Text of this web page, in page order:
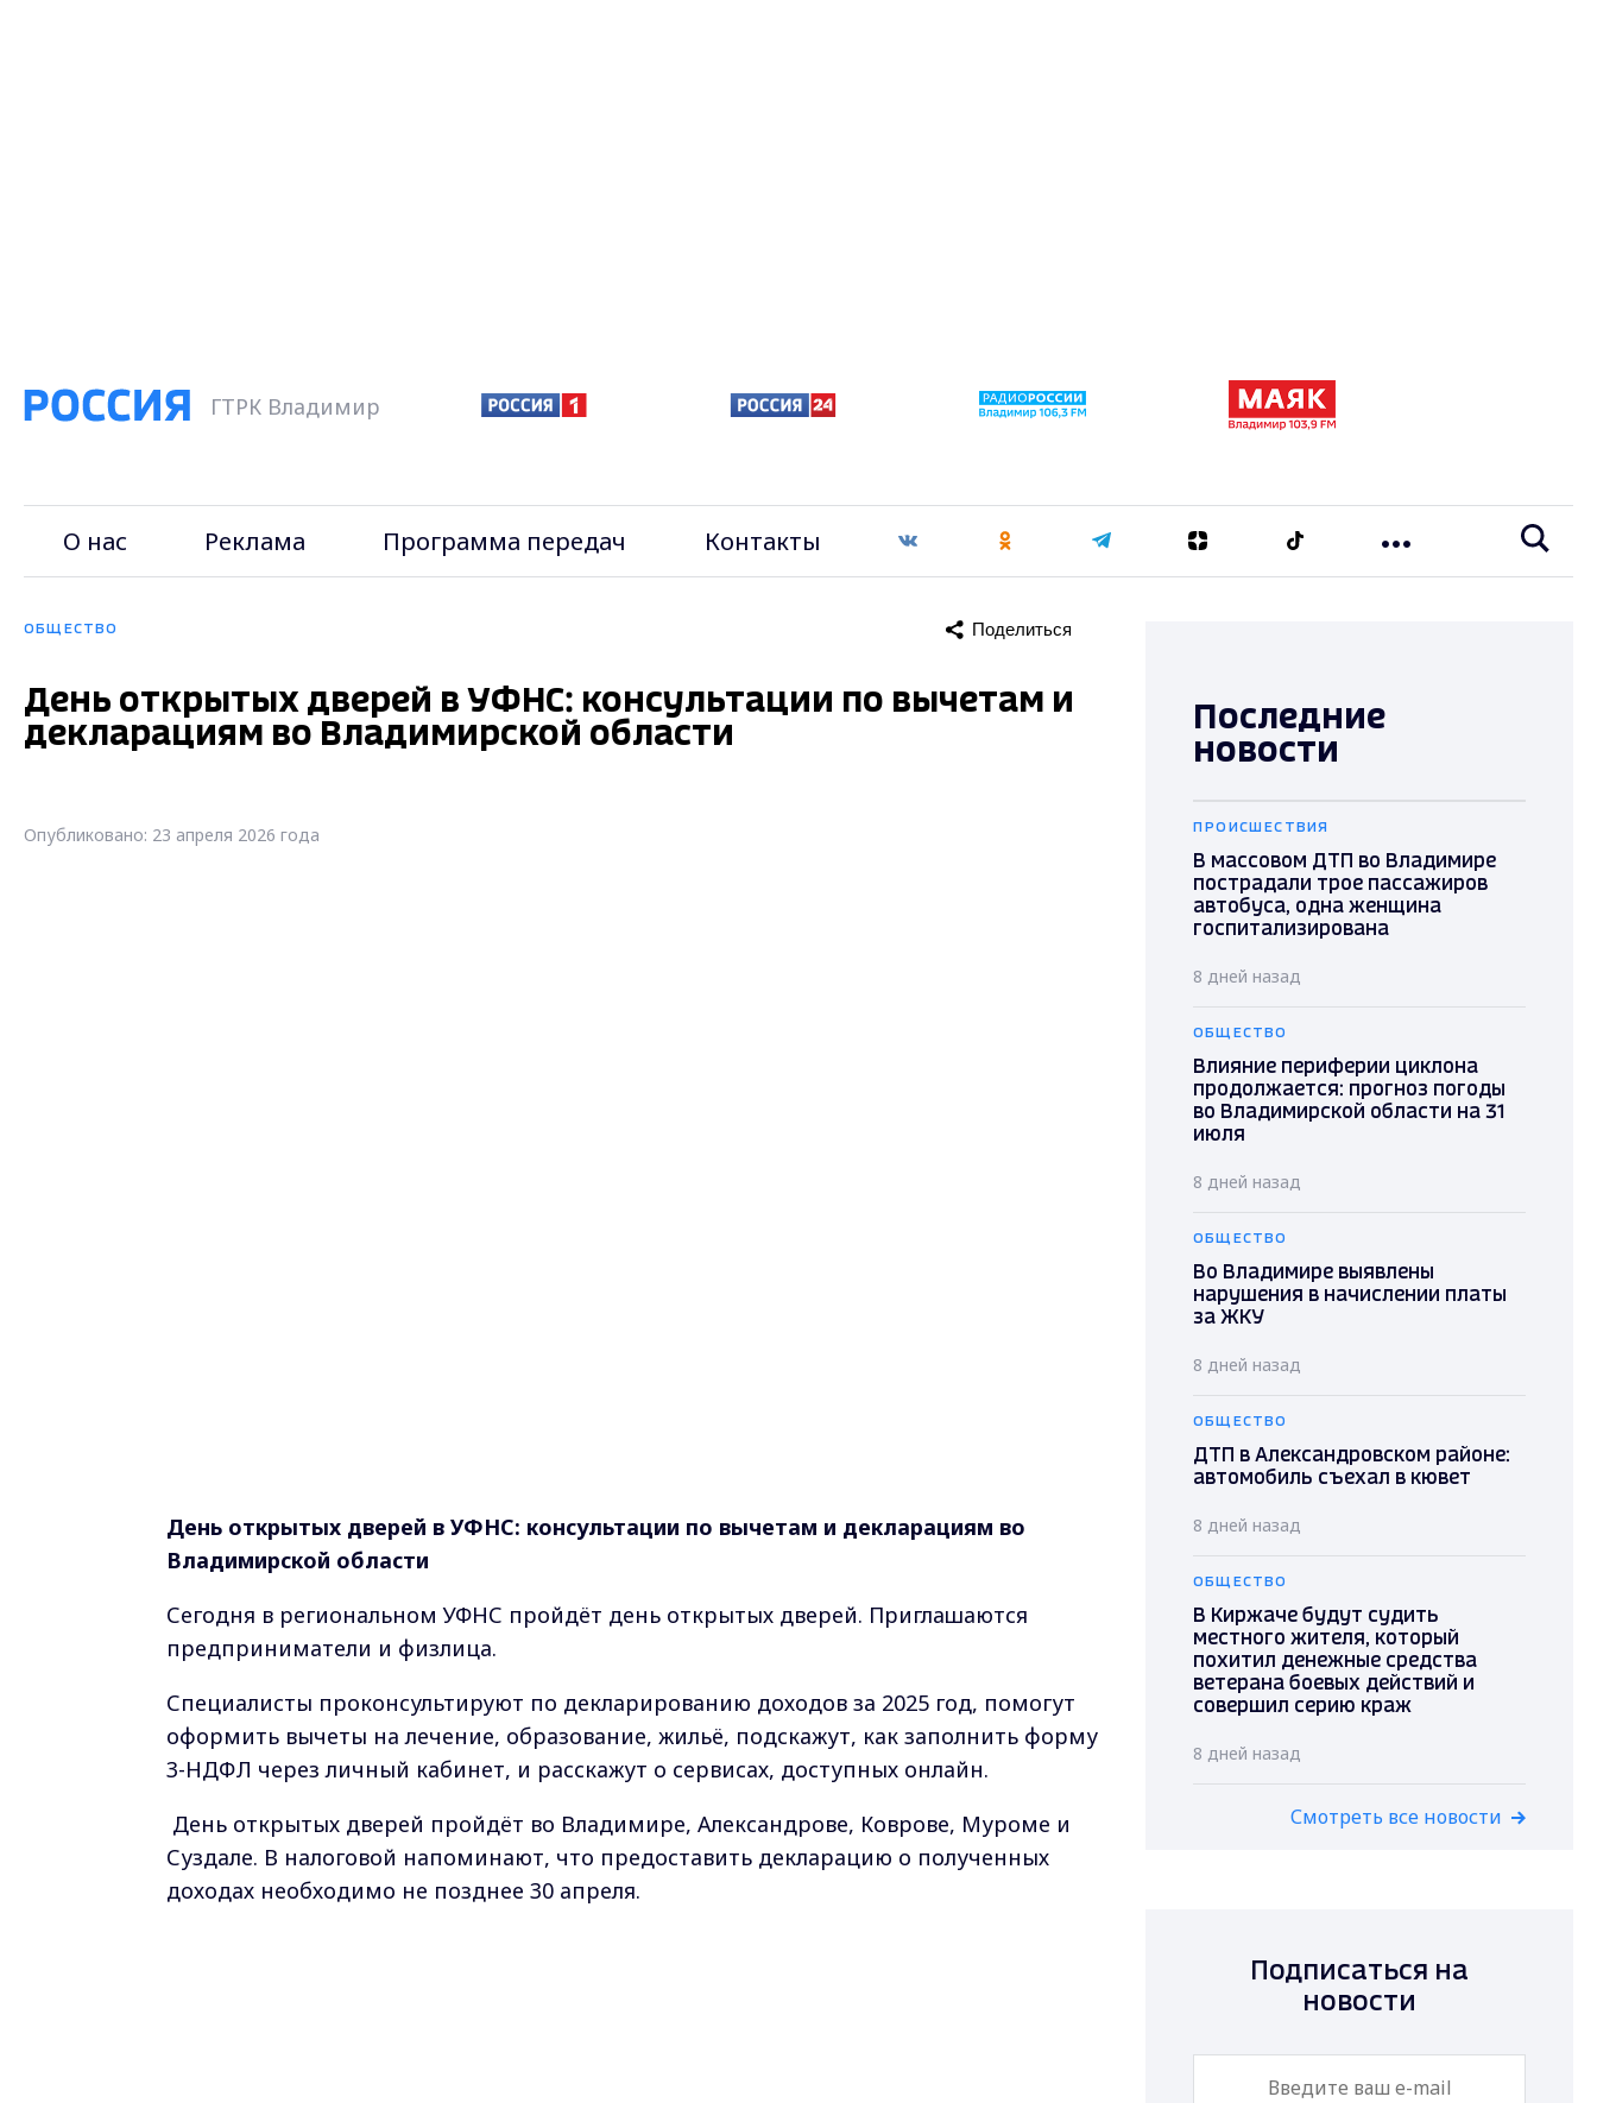
ГТРК Владимир
О нас Реклама Программа передач Контакты
ОБЩЕСТВО Поделиться
День открытых дверей в УФНС: консультации по вычетам и
декларациям во Владимирской области
Опубликовано: 23 апреля 2026 года
День открытых дверей в УФНС: консультации по вычетам и декларациям во
Владимирской области
Сегодня в региональном УФНС пройдёт день открытых дверей. Приглашаются
предприниматели и физлица.
Специалисты проконсультируют по декларированию доходов за 2025 год, помогут
оформить вычеты на лечение, образование, жильё, подскажут, как заполнить форму
3-НДФЛ через личный кабинет, и расскажут о сервисах, доступных онлайн.
День открытых дверей пройдёт во Владимире, Александрове, Коврове, Муроме и
Суздале. В налоговой напоминают, что предоставить декларацию о полученных
доходах необходимо не позднее 30 апреля.
Последние
новости
ПРОИСШЕСТВИЯ
В массовом ДТП во Владимире
пострадали трое пассажиров
автобуса, одна женщина
госпитализирована
8 дней назад
ОБЩЕСТВО
Влияние периферии циклона
продолжается: прогноз погоды
во Владимирской области на 31
июля
8 дней назад
ОБЩЕСТВО
Во Владимире выявлены
нарушения в начислении платы
за ЖКУ
8 дней назад
ОБЩЕСТВО
ДТП в Александровском районе:
автомобиль съехал в кювет
8 дней назад
ОБЩЕСТВО
В Киржаче будут судить
местного жителя, который
похитил денежные средства
ветерана боевых действий и
совершил серию краж
8 дней назад
Смотреть все новости
Подписаться на
новости